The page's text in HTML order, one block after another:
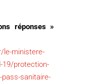
réponses »
le-ministere-
19/protection-
sanitaire-